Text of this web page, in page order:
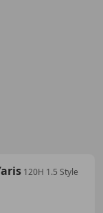
120H 1.5 Style